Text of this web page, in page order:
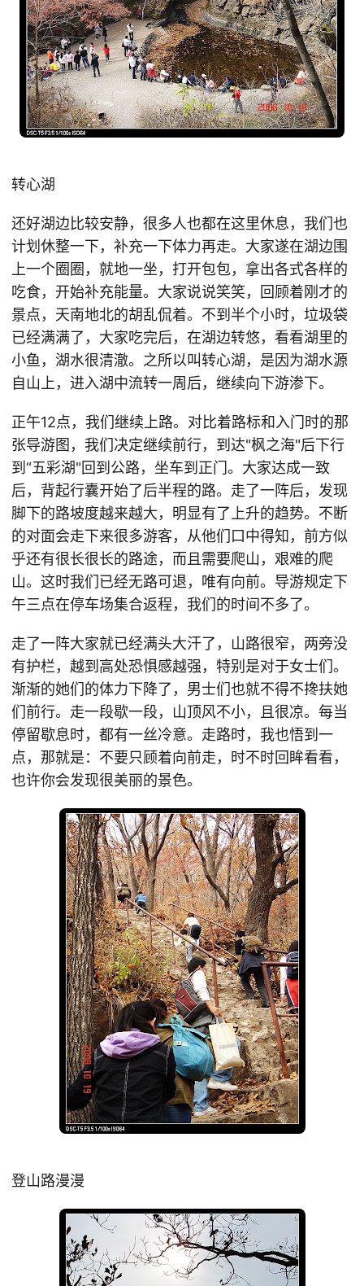
转心湖
还好湖边比较安静，很多人也都在这里休息，我们也
计划休整一下，补充一下体力再走。大家遂在湖边围
上一个圈圈，就地一坐，打开包包，拿出各式各样的
吃食，开始补充能量。大家说说笑笑，回顾着刚才的
景点，天南地北的胡乱侃着。不到半个小时，垃圾袋
已经满满了，大家吃完后，在湖边转悠，看看湖里的
小鱼，湖水很清澈。之所以叫转心湖，是因为湖水源
自山上，进入湖中流转一周后，继续向下游渗下。
正午12点，我们继续上路。对比着路标和入门时的那
张导游图，我们决定继续前行，到达"枫之海"后下行
到“五彩湖"回到公路，坐车到正门。大家达成一致
后，背起行囊开始了后半程的路。走了一阵后，发现
脚下的路坡度越来越大，明显有了上升的趋势。不断
的对面会走下来很多游客，从他们口中得知，前方似
乎还有很长很长的路途，而且需要爬山，艰难的爬
山。这时我们已经无路可退，唯有向前。导游规定下
午三点在停车场集合返程，我们的时间不多了。
走了一阵大家就已经满头大汗了，山路很窄，两旁没
有护栏，越到高处恐惧感越强，特别是对于女士们。
渐渐的她们的体力下降了，男士们也就不得不搀扶她
们前行。走一段歇一段，山顶风不小，且很凉。每当
停留歇息时，都有一丝冷意。走路时，我也悟到一
点，那就是：不要只顾着向前走，时不时回眸看看，
也许你会发现很美丽的景色。
登山路漫漫